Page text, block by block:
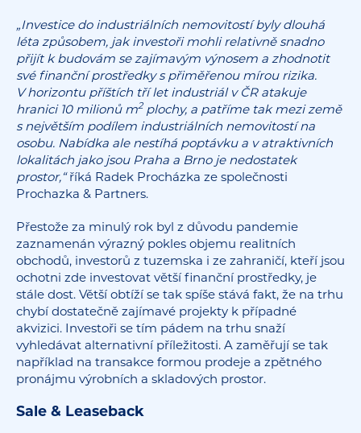
„Investice do industriálních nemovitostí byly dlouhá
léta způsobem, jak investoři mohli relativně snadno
přijít k budovám se zajímavým výnosem a zhodnotit
své finanční prostředky s přiměřenou mírou rizika.
V horizontu příštích tří let industriál v ČR atakuje
hranici 10 milionů m2plochy, a patříme tak mezi země
s největším podílem industriálních nemovitostí na
osobu. Nabídka ale nestíhá poptávku a v atraktivních
lokalitách jako jsou Praha a Brno je nedostatek
prostor,“říká Radek Procházka ze společnosti
Prochazka & Partners.
Přestože za minulý rok byl z důvodu pandemie
zaznamenán výrazný pokles objemu realitních
obchodů, investorů z tuzemska i ze zahraničí, kteří jsou
ochotni zde investovat větší finanční prostředky, je
stále dost. Větší obtíží se tak spíše stává fakt, že na trhu
chybí dostatečně zajímavé projekty k případné
akvizici. Investoři se tím pádem na trhu snaží
vyhledávat alternativní příležitosti. A zaměřují se tak
například na transakce formou prodeje a zpětného
pronájmu výrobních a skladových prostor.
Sale & Leaseback